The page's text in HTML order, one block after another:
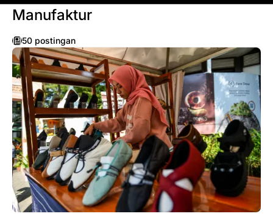
Manufaktur
50 postingan